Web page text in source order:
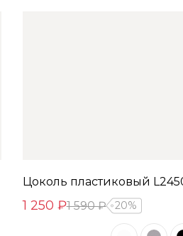
Цоколь пластиковый
1 250 ₽1 590 ₽ 20%